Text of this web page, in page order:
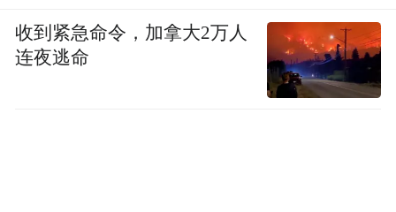
收到紧急命令，加拿大2万人
连夜逃命